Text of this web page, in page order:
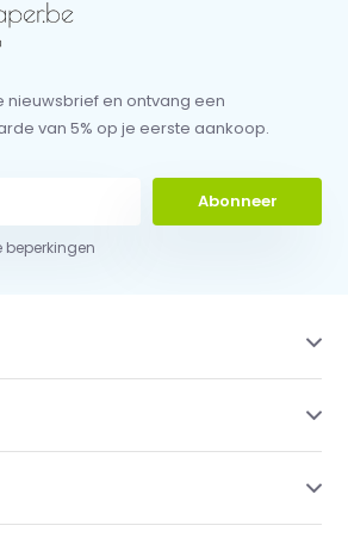
nieuwsbrief en ontvang een
van 5% op je eerste aankoop.
Abonneer
beperkingen